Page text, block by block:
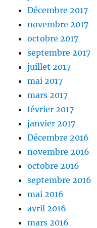
Décembre 2017
novembre 2017
octobre 2017
septembre 2017
juillet 2017
mai 2017
mars 2017
février 2017
janvier 2017
Décembre 2016
novembre 2016
octobre 2016
septembre 2016
mai 2016
avril 2016
mars 2016